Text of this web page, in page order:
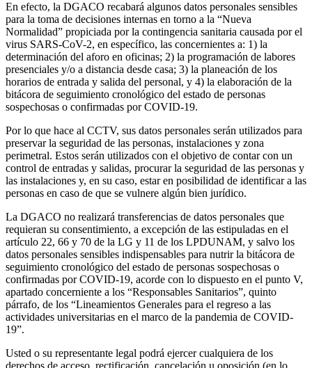
En efecto, la DGACO recabará algunos datos personales sensibles
para la toma de decisiones internas en torno a la “Nueva
Normalidad” propiciada por la contingencia sanitaria causada por el
virus SARS-CoV-2, en específico, las concernientes a: 1) la
determinación del aforo en oficinas; 2) la programación de labores
presenciales y/o a distancia desde casa; 3) la planeación de los
horarios de entrada y salida del personal, y 4) la elaboración de la
bitácora de seguimiento cronológico del estado de personas
sospechosas o confirmadas por COVID-19.
Por lo que hace al CCTV, sus datos personales serán utilizados para
preservar la seguridad de las personas, instalaciones y zona
perimetral. Estos serán utilizados con el objetivo de contar con un
control de entradas y salidas, procurar la seguridad de las personas y
las instalaciones y, en su caso, estar en posibilidad de identificar a las
personas en caso de que se vulnere algún bien jurídico.
La DGACO no realizará transferencias de datos personales que
requieran su consentimiento, a excepción de las estipuladas en el
artículo 22, 66 y 70 de la LG y 11 de los LPDUNAM, y salvo los
datos personales sensibles indispensables para nutrir la bitácora de
seguimiento cronológico del estado de personas sospechosas o
confirmadas por COVID-19, acorde con lo dispuesto en el punto V,
apartado concerniente a los “Responsables Sanitarios”, quinto
párrafo, de los “Lineamientos Generales para el regreso a las
actividades universitarias en el marco de la pandemia de COVID-
19”.
Usted o su representante legal podrá ejercer cualquiera de los